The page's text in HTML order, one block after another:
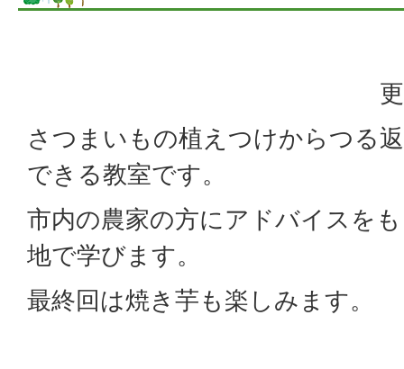
さつまいもの植えつけからつる
できる教室です。
市内の農家の方にアドバイスを
地で学びます。
最終回は焼き芋も楽しみます。